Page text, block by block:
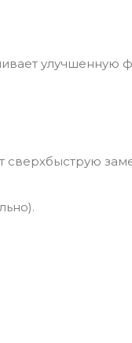
улучшенную
сверхбыструю